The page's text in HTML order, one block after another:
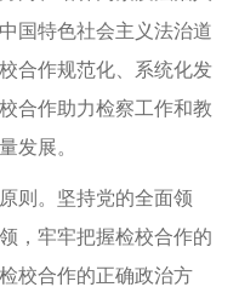
国特色社会主义法治道
合作规范化、系统化发
合作助力检察工作和教
发展。
原则。坚持党的全面领
，牢牢把握检校合作的
校合作的正确政治方